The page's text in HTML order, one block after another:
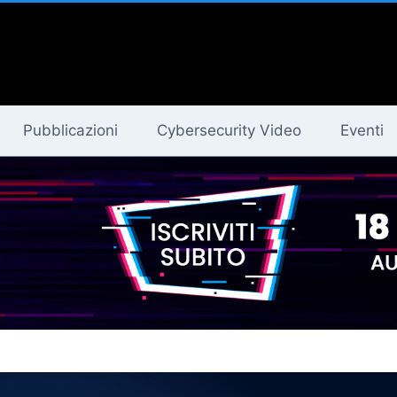
Pubblicazioni Cybersecurity Video Eventi